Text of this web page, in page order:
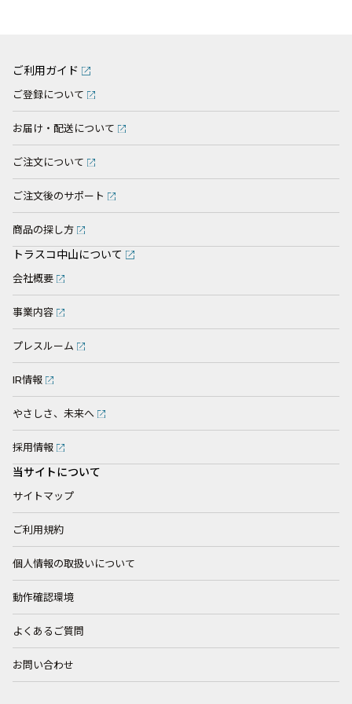
ご利用ガイド
ご登録について
お届け・配送について
ご注文について
ご注文後のサポート
商品の探し方
トラスコ中山について
会社概要
事業内容
プレスルーム
IR情報
やさしさ、未来へ
採用情報
当サイトについて
サイトマップ
ご利用規約
個人情報の取扱いについて
動作確認環境
よくあるご質問
お問い合わせ